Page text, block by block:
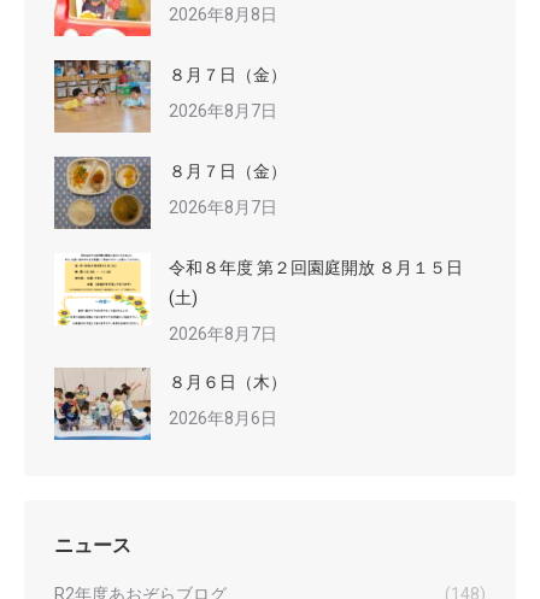
2026年8月8日
８月７日（金）
2026年8月7日
８月７日（金）
2026年8月7日
令和８年度 第２回園庭開放 ８月１５日
(土)
2026年8月7日
８月６日（木）
2026年8月6日
ニュース
R2年度あおぞらブログ
(148)